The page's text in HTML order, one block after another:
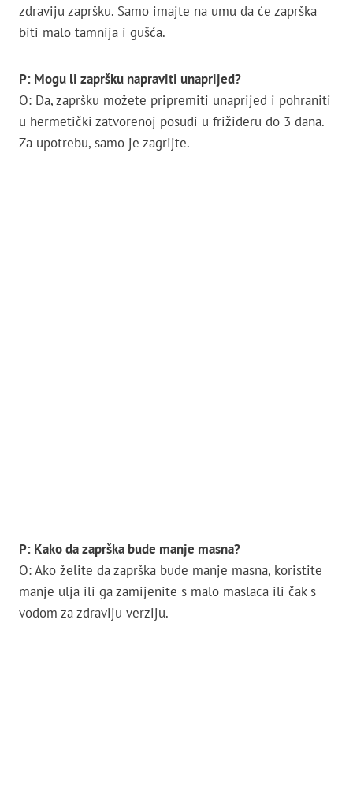
zdraviju zapršku. Samo imajte na umu da će zaprška
biti malo tamnija i gušća.
P: Mogu li zapršku napraviti unaprijed?
O: Da, zapršku možete pripremiti unaprijed i pohraniti
u hermetički zatvorenoj posudi u frižideru do 3 dana.
Za upotrebu, samo je zagrijte.
P: Kako da zaprška bude manje masna?
O: Ako želite da zaprška bude manje masna, koristite
manje ulja ili ga zamijenite s malo maslaca ili čak s
vodom za zdraviju verziju.